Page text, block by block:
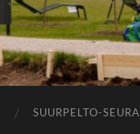
SUURPELTO-SEURA